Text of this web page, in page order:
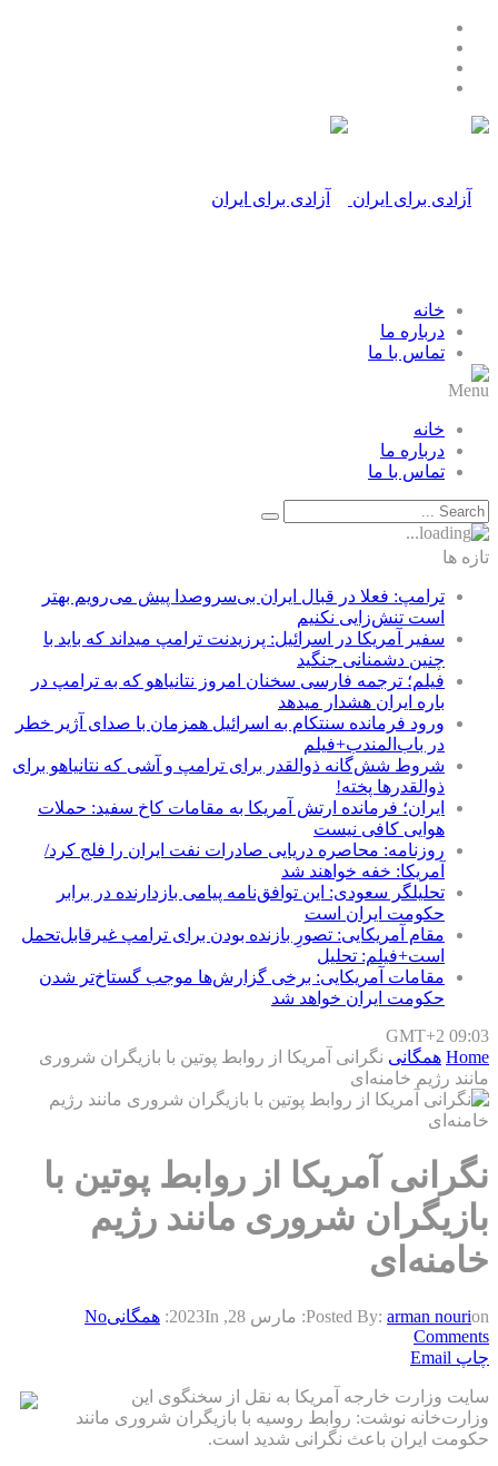
خانه
درباره ما
تماس با ما
Menu
خانه
درباره ما
تماس با ما
تازه ها
ترامپ: فعلا در قبال ایران بی‌سروصدا پیش می‌رویم بهتر
است تنش‌زایی نکنیم
سفیر آمریکا در اسرائیل: پرزیدنت ترامپ میداند که باید با
چنین دشمنانی جنگید
فیلم؛ ترجمه فارسی سخنان امروز نتانیاهو که به ترامپ در
باره ایران هشدار میدهد
ورود فرمانده سنتکام به اسرائیل همزمان با صدای آژیر خطر
در باب‌المندب+فیلم
شروط شش‌گانه ذوالقدر برای ترامپ و آشی که نتانیاهو برای
ذوالقدرها پخته!
ایران؛ فرمانده ارتش آمریکا به مقامات کاخ سفید: حملات
هوایی کافی نیست
روزنامه: محاصره دریایی صادرات نفت ایران را فلج کرد/
آمریکا: خفه خواهند شد
تحلیلگر سعودی: این توافق‌نامه پیامی بازدارنده در برابر
حکومت ایران است
مقام آمریکایی: تصورِ بازنده بودن برای ترامپ غیرقابل‌تحمل
است+فیلم: تحلیل
مقامات آمریکایی: برخی گزارش‌ها موجب گستاخ‌تر شدن
حکومت ایران خواهد شد
GMT+2 09:03
Home همگانی نگرانی آمریکا از روابط پوتین با بازیگران شروری
مانند رژیم خامنه‌ای
نگرانی آمریکا از روابط پوتین با
بازیگران شروری مانند رژیم
خامنه‌ای
Posted By: arman nourion: مارس 28, 2023 In: همگانیNo
Comments
چاپ Email
سایت وزارت‌ خارجه آمریکا به نقل از سخنگوی این
وزارت‌خانه نوشت: روابط روسیه با بازیگران شروری مانند
حکومت ایران باعث نگرانی شدید است.